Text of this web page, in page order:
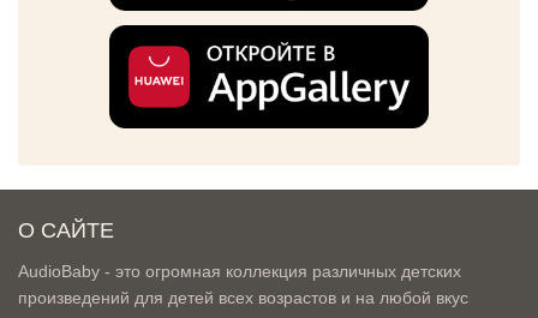
О САЙТЕ
AudioBaby - это огромная коллекция различных детских
произведений для детей всех возрастов и на любой вкус